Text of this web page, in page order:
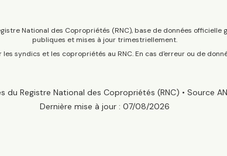
National des Copropriétés (RNC), base de données officielle
publiques et mises à jour trimestriellement.
syndics et les copropriétés au RNC. En cas d'erreur ou de
du Registre National des Copropriétés (RNC) • Source
Dernière mise à jour : 07/08/2026